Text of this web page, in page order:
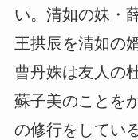
い。清如の妹・
王拱辰を清如の
曹丹姝は友人の
蘇子美のことを
の修行をしてい